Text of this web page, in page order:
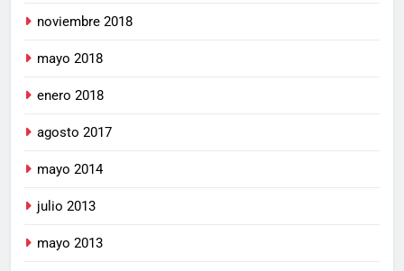
noviembre 2018
mayo 2018
enero 2018
agosto 2017
mayo 2014
julio 2013
mayo 2013